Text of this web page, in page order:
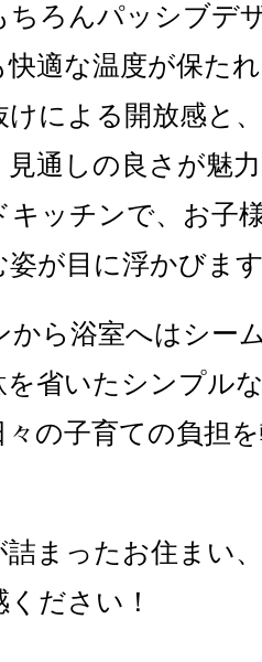
ちろんパッシブデ
適な温度が保た
けによる開放感と
通しの良さが魅
キッチンで、お子
姿が目に浮かびま
から浴室へはシー
省いたシンプル
の子育ての負担
詰まったお住まい
ださい！